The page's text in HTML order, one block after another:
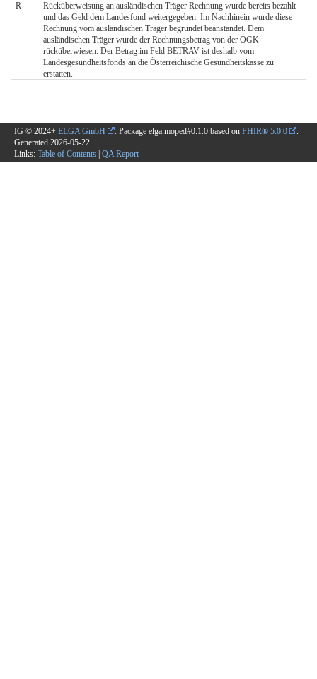
R
Rücküberweisung an ausländischen Träger Rechnung wurde bereits bezahlt
und das Geld dem Landesfond weitergegeben. Im Nachhinein wurde diese
Rechnung vom ausländischen Träger begründet beanstandet. Dem
ausländischen Träger wurde der Rechnungsbetrag von der ÖGK
rücküberwiesen. Der Betrag im Feld BETRAV ist deshalb vom
Landesgesundheitsfonds an die Österreichische Gesundheitskasse zu
erstatten.
IG © 2024+ ELGA GmbH . Package elga.moped#0.1.0 based on FHIR® 5.0.0
.
Generated 2026-05-22
Links: Table of Contents QA Report